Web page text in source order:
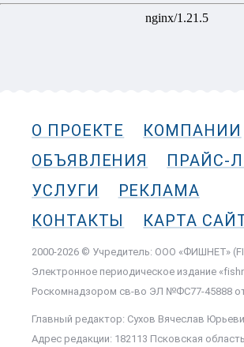
О ПРОЕКТЕ
КОМПАНИИ
ОБЪЯВЛЕНИЯ
ПРАЙС-
УСЛУГИ
РЕКЛАМА
КОНТАКТЫ
КАРТА
2000-2026 © Учредитель: ООО «ФИШНЕТ»
Электронное периодическое издание
Роскомнадзором cв-во ЭЛ №ФС77-45888 от
Главный редактор: Сухов Вячеслав
Адрес редакции: 182113 Псковская